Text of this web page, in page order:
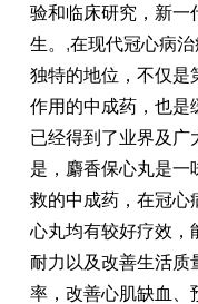
验和临床研究，新
生。 ,在现代冠心病
独特的地位，不仅是
作用的中成药，也是
已经得到了业界及广
是，麝香保心丸是一
救的中成药，在冠心
心丸均有较好疗效，
耐力以及改善生活质
率，改善心肌缺血、